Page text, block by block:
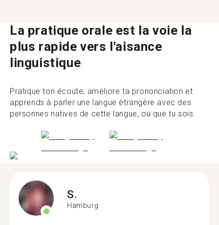
La pratique orale est la voie la
plus rapide vers l'aisance
linguistique
Pratique ton écoute, améliore ta prononciation et
apprends à parler une langue étrangère avec des
personnes natives de cette langue, où que tu sois.
S.
Hamburg